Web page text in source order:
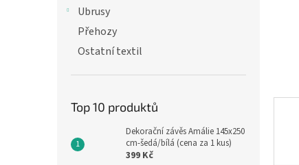
Ubrusy
Přehozy
Ostatní textil
Top 10 produktů
Dekorační závěs Amálie 145x250
cm-šedá/bílá (cena za 1 kus)
399 Kč